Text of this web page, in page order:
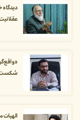
دیدگاه
شکست